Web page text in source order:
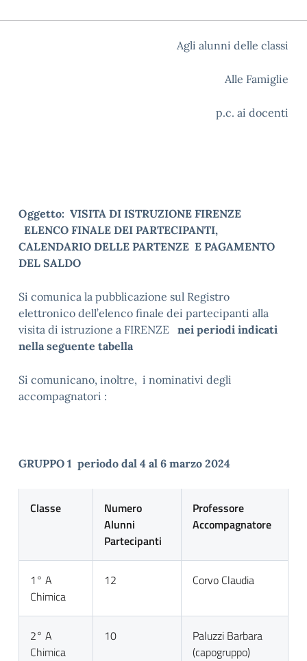
Agli alunni delle classi
Alle Famiglie
p.c. ai docenti
Oggetto: VISITA DI ISTRUZIONE FIRENZE
ELENCO FINALE DEI PARTECIPANTI,
CALENDARIO DELLE PARTENZE E PAGAMENTO
DEL SALDO
Si comunica la pubblicazione sul Registro
elettronico dell’elenco finale dei partecipanti alla
visita di istruzione a FIRENZE nei periodi indicati
nella seguente tabella
Si comunicano, inoltre, i nominativi degli
accompagnatori :
GRUPPO 1 periodo dal 4 al 6 marzo 2024
Classe
Numero
Alunni
Partecipanti
Professore
Accompagnatore
1° A
Chimica
12 Corvo Claudia
2° A
Chimica
10
Paluzzi Barbara
(capogruppo)